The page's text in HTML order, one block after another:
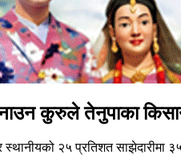
कुरुले तेनुपाका
स्थानीयको २५ प्रतिशत साझेदारीमा